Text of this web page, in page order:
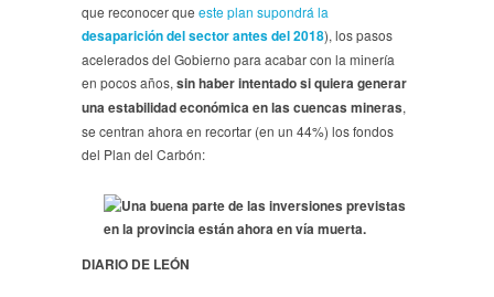
que reconocer que este plan supondrá la
desaparición del sector antes del 2018), los pasos
acelerados del Gobierno para acabar con la minería
en pocos años, sin haber intentado si quiera generar
una estabilidad económica en las cuencas mineras,
se centran ahora en recortar (en un 44%) los fondos
del Plan del Carbón:
DIARIO DE LEÓN